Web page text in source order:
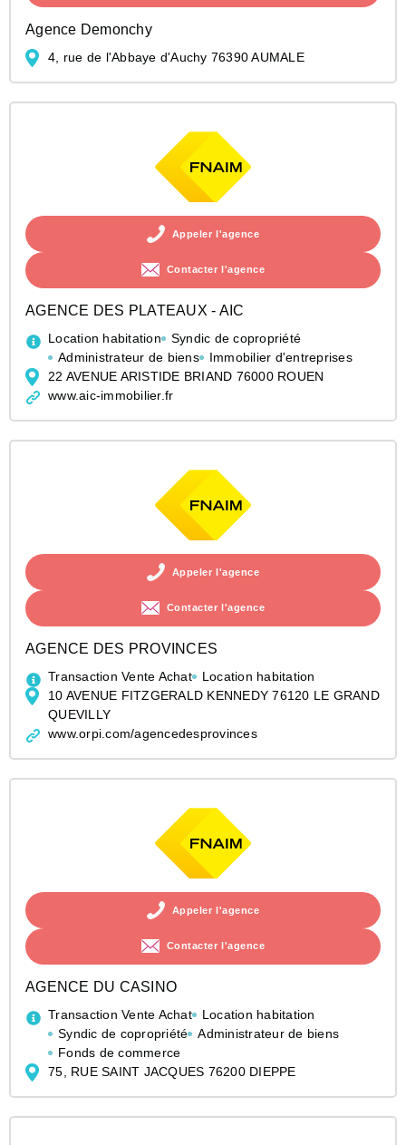
Agence Demonchy
4, rue de l'Abbaye d'Auchy 76390 AUMALE
Appeler l'agence
Contacter l'agence
AGENCE DES PLATEAUX - AIC
Location habitation
Syndic de copropriété
Administrateur de biens
Immobilier d'entreprises
22 AVENUE ARISTIDE BRIAND 76000 ROUEN
www.aic-immobilier.fr
Appeler l'agence
Contacter l'agence
AGENCE DES PROVINCES
Transaction Vente Achat
Location habitation
10 AVENUE FITZGERALD KENNEDY 76120 LE GRAND
QUEVILLY
www.orpi.com/agencedesprovinces
Appeler l'agence
Contacter l'agence
AGENCE DU CASINO
Transaction Vente Achat
Location habitation
Syndic de copropriété
Administrateur de biens
Fonds de commerce
75, RUE SAINT JACQUES 76200 DIEPPE